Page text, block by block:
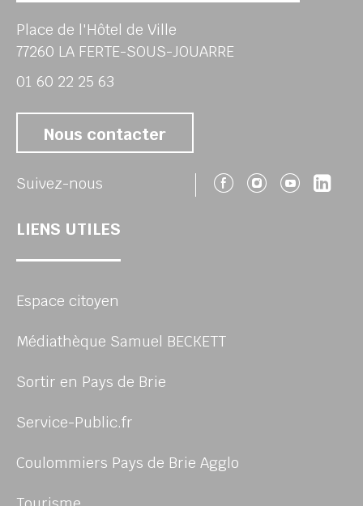
Place de l'Hôtel de Ville
77260 LA FERTE-SOUS-JOUARRE
01 60 22 25 63
Nous contacter
Suivez-nous Suivez-nous
Suivez-
LIENS UTILES
Espace citoyen
Médiathèque Samuel BECKETT
Sortir en Pays de Brie
Service-Public.fr
Coulommiers Pays de Brie Agglo